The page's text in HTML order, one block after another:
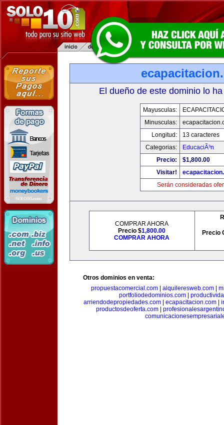
El dueño de este dominio lo
Mayusculas:
Minusculas:
Longitud:
13 caracteres
Categorias:
EducaciÃ³n
Precio:
$1,800.00
Visitar!
Serán consideradas
COMPRAR AHORA
Precio $1,800.00
COMPRAR AHORA
Precio
Otros dominios en venta:
propuestacomercial.com
alquileresweb.com
portfoliodedominios.com
arriendodepropiedades.com| ecapacitacion.com|
productosdeoferta.com|